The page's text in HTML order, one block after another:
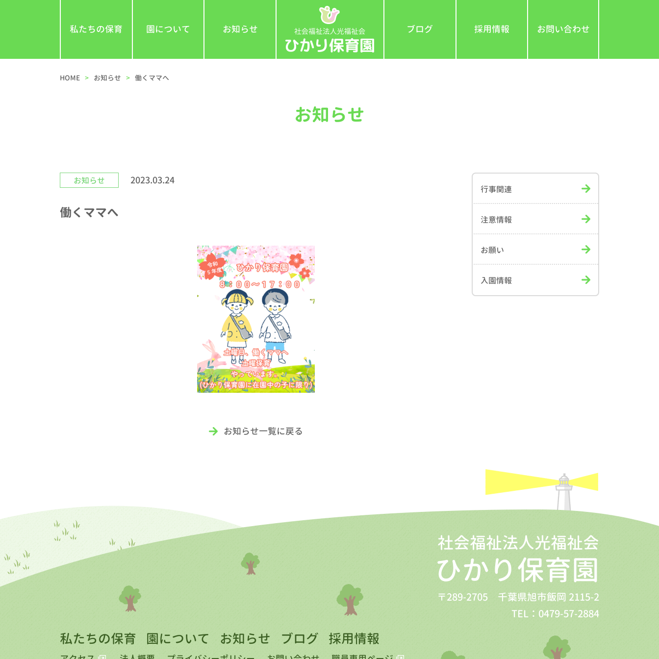
私たちの保育 園について お知らせ ブログ 採用情報 お問い合わせ
HOME お知らせ 働くママへ
お知らせ
お知らせ 2023.03.24
働くママへ
お知らせ一覧に戻る
行事関連
注意情報
お願い
入園情報
社会福祉法人光福祉会
ひかり保育園
〒289-2705 千葉県旭市飯岡 2115-2
TEL：0479-57-2884
私たちの保育 園について お知らせ ブログ 採用情報